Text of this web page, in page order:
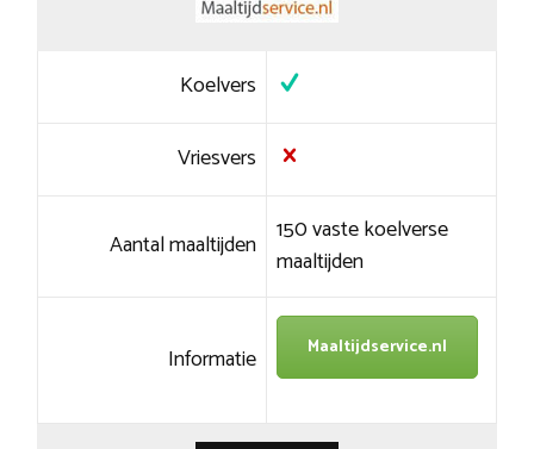
Koelvers
Vriesvers
Aantal maaltijden 150 vaste koelverse
maaltijden
Informatie Maaltijdservice.nl